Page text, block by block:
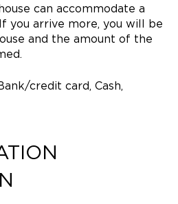
can accommodate a
you arrive more, you will be
and the amount of the
credit card, Cash,